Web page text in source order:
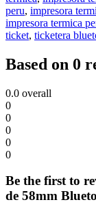
peru, impresora
impresora termica
ticket, ticketera
Based on 0
0.0 overall
0
0
0
0
0
Be the first to
de 58mm